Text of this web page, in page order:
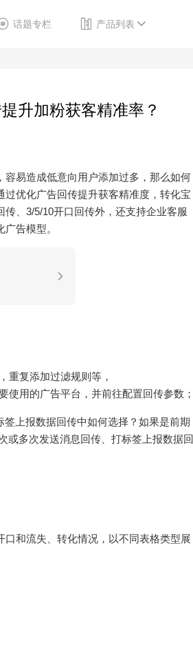
话题专栏 产品列表
升加粉获客精准率？
易造成低意向用户添加过多，那么如何
优化广告回传提升获客精准度，转化宝
、3/5/10开口回传外，还支持企业客服
告模型。
重复添加过滤规则等，
使用的广告平台，并前往配置回传参数；
上报数据回传中如何选择？如果是前期
或多次发送消息回传、打标签上报数据回
和流失、转化情况，以不同表格类型展